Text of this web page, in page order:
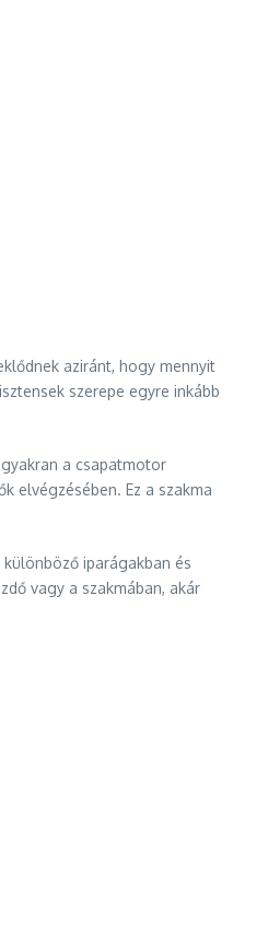
aziránt, hogy mennyit
szerepe egyre inkább
a csapatmotor
elvégzésében. Ez a szakma
iparágakban és
vagy a szakmában, akár